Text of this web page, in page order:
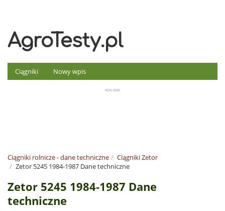
AgroTesty.pl
Ciągniki Nowy wpis
Ciągniki rolnicze - dane techniczne
Ciągniki Zetor
Zetor 5245 1984-1987 Dane techniczne
Zetor 5245 1984-1987 Dane
techniczne